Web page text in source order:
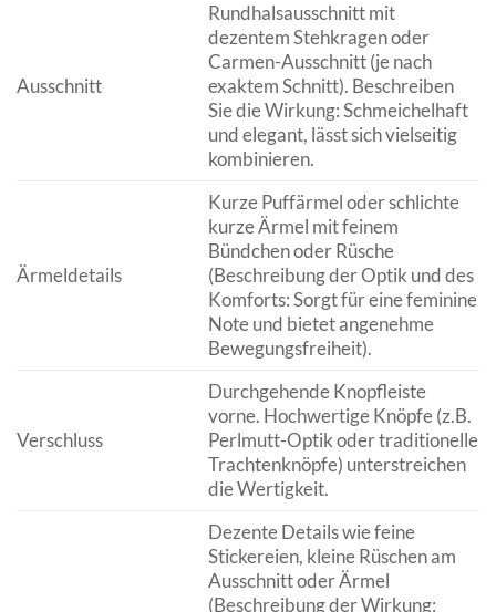
Ausschnitt
Rundhalsausschnitt mit
dezentem Stehkragen oder
Carmen-Ausschnitt (je nach
exaktem Schnitt). Beschreiben
Sie die Wirkung: Schmeichelhaft
und elegant, lässt sich vielseitig
kombinieren.
Ärmeldetails
Kurze Puffärmel oder schlichte
kurze Ärmel mit feinem
Bündchen oder Rüsche
(Beschreibung der Optik und des
Komforts: Sorgt für eine feminine
Note und bietet angenehme
Bewegungsfreiheit).
Verschluss
Durchgehende Knopfleiste
vorne. Hochwertige Knöpfe (z.B.
Perlmutt-Optik oder traditionelle
Trachtenknöpfe) unterstreichen
die Wertigkeit.
Dezente Details wie feine
Stickereien, kleine Rüschen am
Ausschnitt oder Ärmel
(Beschreibung der Wirkung: